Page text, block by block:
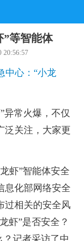
”等智能体
20:56:57
中心：“小龙
异常火爆，不仅
泛关注，大家更
虾”智能体安全
息化部网络安全
过相关的安全风
虾”是否安全？
？记者采访了中